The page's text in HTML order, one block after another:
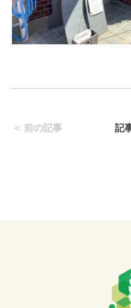
＜ 前の記事 記